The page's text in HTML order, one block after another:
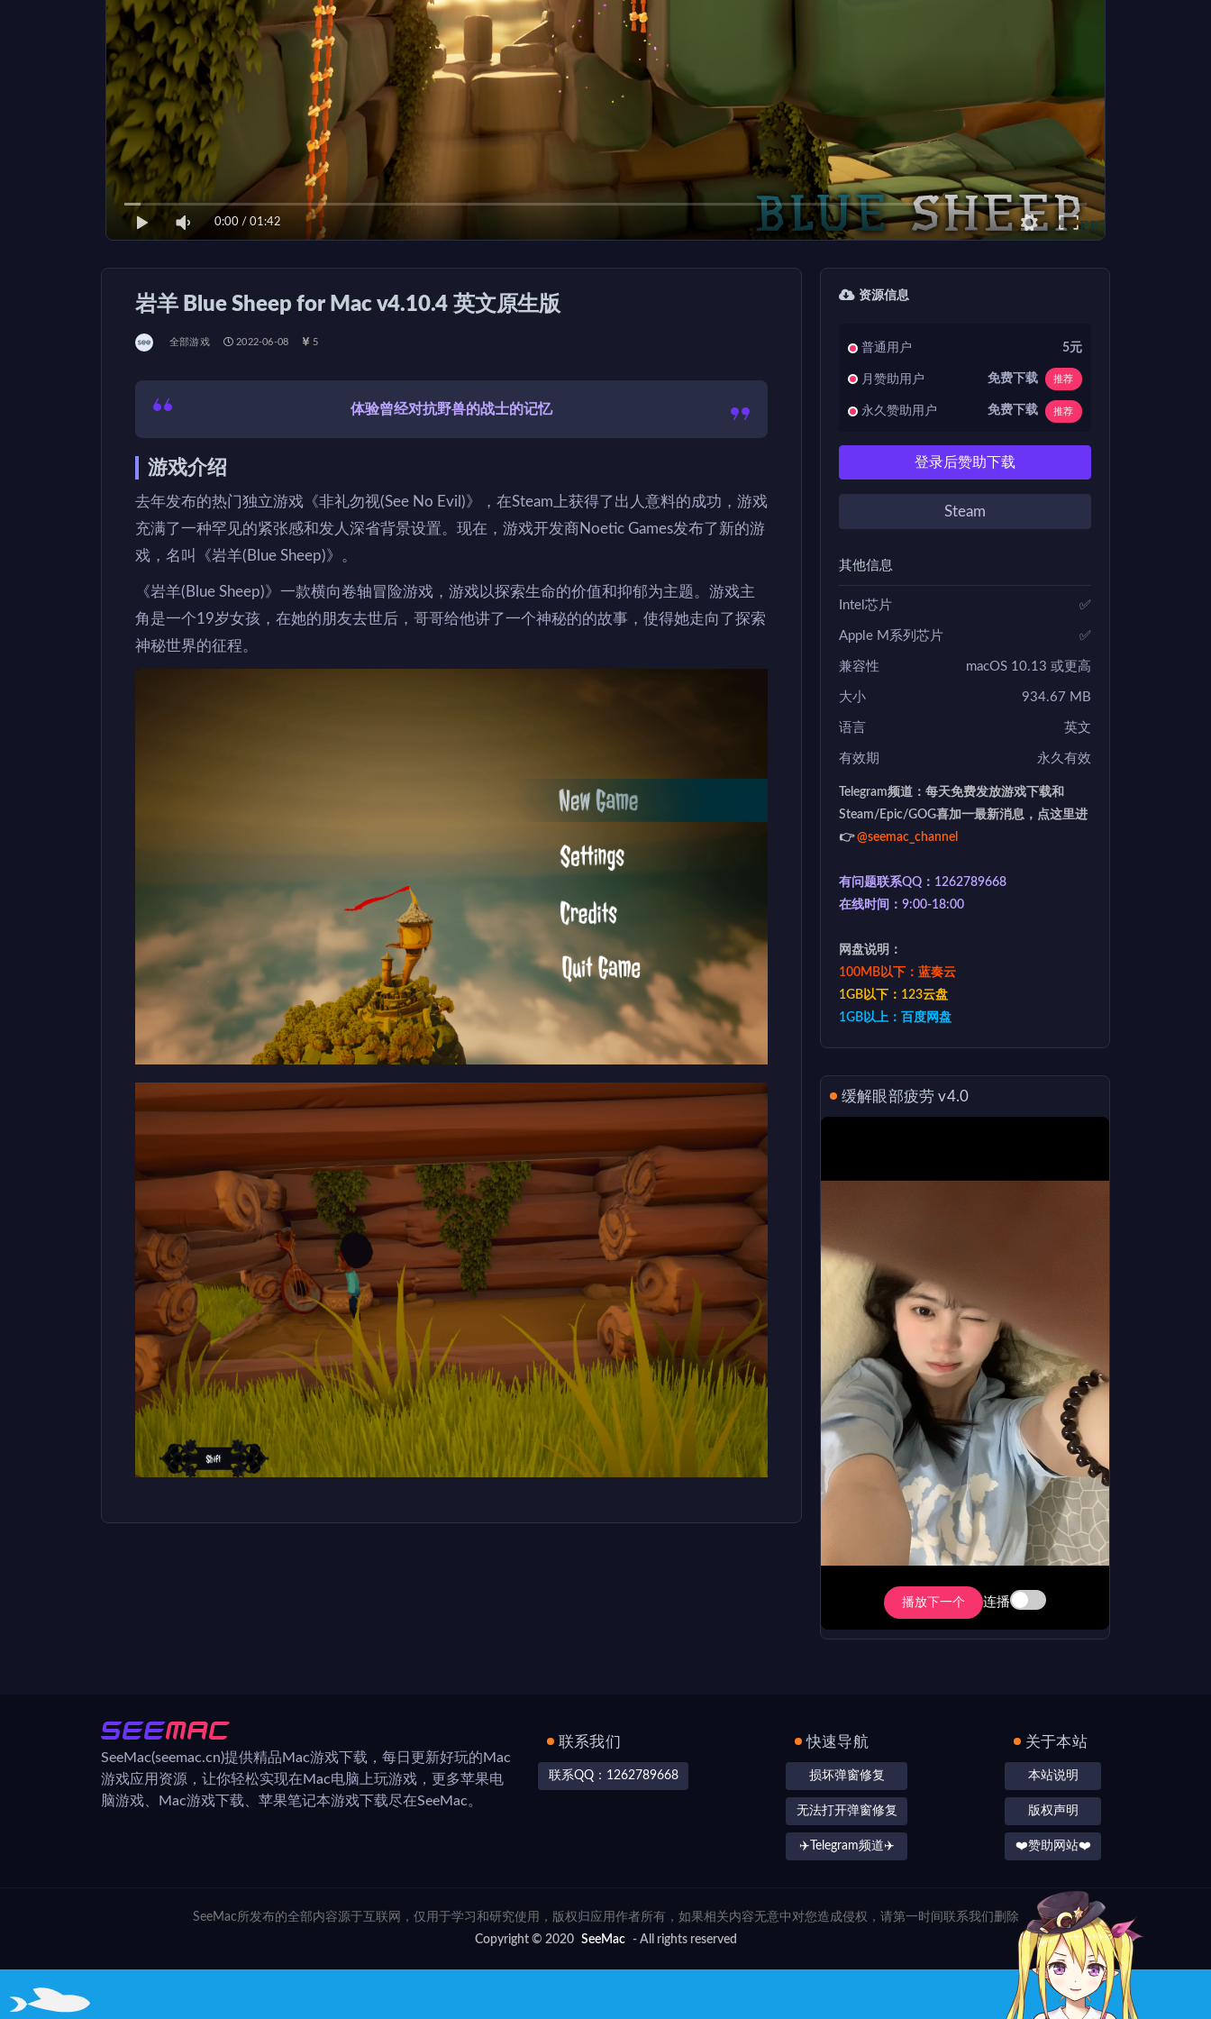
0:00 / 01:42
岩羊 Blue Sheep for Mac v4.10.4 英文原生版
全部游戏 2022-06-08 5
体验曾经对抗野兽的战士的记忆
游戏介绍
去年发布的热门独立游戏《非礼勿视(See No Evil)》，在Steam上获得了出人意料的成功，游戏
充满了一种罕见的紧张感和发人深省背景设置。现在，游戏开发商Noetic Games发布了新的游
戏，名叫《岩羊(Blue Sheep)》。
《岩羊(Blue Sheep)》一款横向卷轴冒险游戏，游戏以探索生命的价值和抑郁为主题。游戏主
角是一个19岁女孩，在她的朋友去世后，哥哥给他讲了一个神秘的的故事，使得她走向了探索
神秘世界的征程。
资源信息
普通用户 5元
月赞助用户 免费下载 推荐
永久赞助用户 免费下载 推荐
登录后赞助下载
Steam
其他信息
Intel芯片 ✅
Apple M系列芯片 ✅
兼容性 macOS 10.13 或更高
大小 934.67 MB
语言 英文
有效期 永久有效
Telegram频道：每天免费发放游戏下载和
Steam/Epic/GOG喜加一最新消息，点这里进
👉@seemac_channel
有问题联系QQ：1262789668
在线时间：9:00-18:00
网盘说明：
100MB以下：蓝奏云
1GB以下：123云盘
1GB以上：百度网盘
缓解眼部疲劳 v4.0
播放下一个 连播
SeeMac(seemac.cn)提供精品Mac游戏下载，每日更新好玩的Mac
游戏应用资源，让你轻松实现在Mac电脑上玩游戏，更多苹果电
脑游戏、Mac游戏下载、苹果笔记本游戏下载尽在SeeMac。
联系我们
联系QQ：1262789668
快速导航
损坏弹窗修复
无法打开弹窗修复
✈️Telegram频道✈️
关于本站
本站说明
版权声明
❤️赞助网站❤️
SeeMac所发布的全部内容源于互联网，仅用于学习和研究使用，版权归应用作者所有，如果相关内容无意中对您造成侵权，请第一时间联系我们删除
Copyright © 2020 SeeMac - All rights reserved